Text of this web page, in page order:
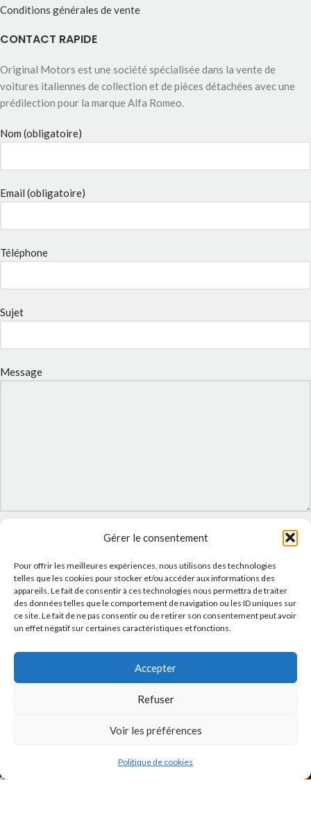
Gérer le consentement
Pour offrir les meilleures expériences, nous utilisons des technologies
telles que les cookies pour stocker et/ou accéder aux informations des
appareils. Le fait de consentir à ces technologies nous permettra de traiter
des données telles que le comportement de navigation ou les ID uniques sur
ce site. Le fait de ne pas consentir ou de retirer son consentement peut avoir
un effet négatif sur certaines caractéristiques et fonctions.
Accepter
Refuser
Voir les préférences
Politique de cookies
Conditions générales de vente
CONTACT RAPIDE
Original Motors est une société spécialisée dans la vente de
voitures italiennes de collection et de pièces détachées avec une
prédilection pour la marque Alfa Romeo.
Nom (obligatoire)
Email (obligatoire)
Téléphone
Sujet
Message
Politique de confidentialitéde ce site.
INSTAGRAM